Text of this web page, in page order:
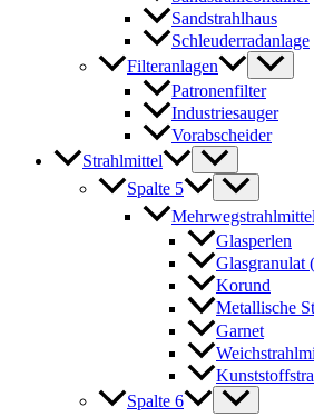
Sandstrahlhaus
Schleuderradanlage
Filteranlagen
Patronenfilter
Industriesauger
Vorabscheider
Strahlmittel
Spalte 5
Mehrwegstrahlmittel
Glasperlen
Glasgranulat
Korund
Metallische
Garnet
Spalte 6